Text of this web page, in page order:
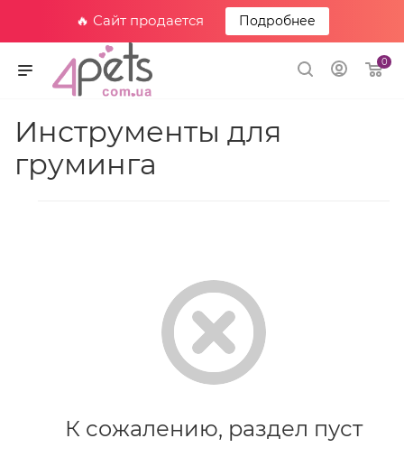
🔥 Сайт продается Подробнее
0
Инструменты для
груминга
К сожалению, раздел пуст